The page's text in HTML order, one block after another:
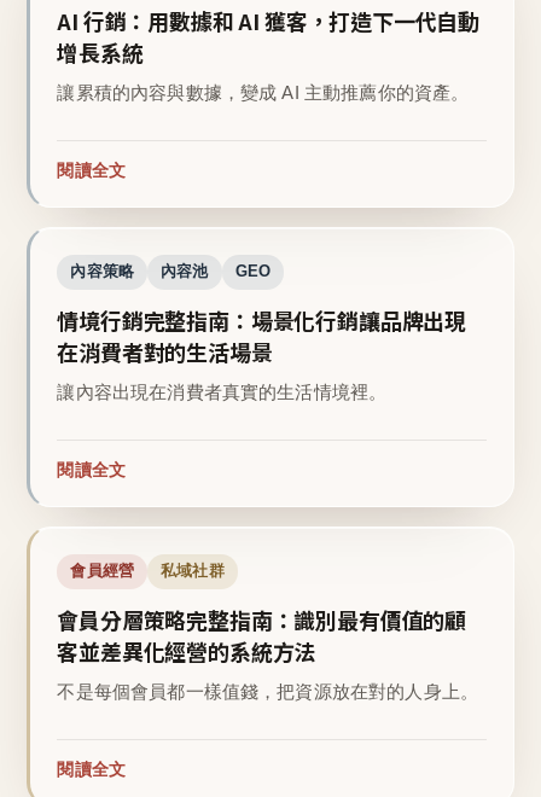
AI 行銷：用數據和 AI 獲客，打造下一代自動
增長系統
讓累積的內容與數據，變成 AI 主動推薦你的資產。
閱讀全文
內容策略 內容池 GEO
情境行銷完整指南：場景化行銷讓品牌出現
在消費者對的生活場景
讓內容出現在消費者真實的生活情境裡。
閱讀全文
會員經營 私域社群
會員分層策略完整指南：識別最有價值的顧
客並差異化經營的系統方法
不是每個會員都一樣值錢，把資源放在對的人身上。
閱讀全文